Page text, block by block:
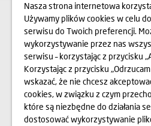
SZUKASZ
Sprawdź
oferty i
Nasza strona internetowa
Używamy plików cookies w celu
serwisu do Twoich preferencji.
wykorzystywanie przez nas
serwisu – korzystając z przycisku
Korzystając z przycisku
wskazać, że nie chcesz
cookies, w związku z czym
które są niezbędne do działania
dostosować wykorzystywanie